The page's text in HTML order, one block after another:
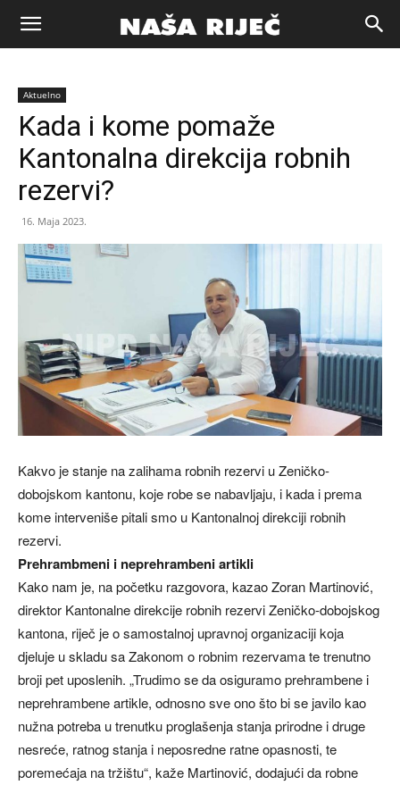
Naša
riječ
Aktuelno
Kada i kome pomaže
Kantonalna direkcija robnih
rezervi?
16. Maja 2023.
Kakvo je stanje na zalihama robnih rezervi u Zeničko-
dobojskom kantonu, koje robe se nabavljaju, i kada i prema
kome interveniše pitali smo u Kantonalnoj direkciji robnih
rezervi.
Prehrambmeni i neprehrambeni artikli
Kako nam je, na početku razgovora, kazao Zoran Martinović,
direktor Kantonalne direkcije robnih rezervi Zeničko-dobojskog
kantona, riječ je o samostalnoj upravnoj organizaciji koja
djeluje u skladu sa Zakonom o robnim rezervama te trenutno
broji pet uposlenih. „Trudimo se da osiguramo prehrambene i
neprehrambene artikle, odnosno sve ono što bi se javilo kao
nužna potreba u trenutku proglašenja stanja prirodne i druge
nesreće, ratnog stanja i neposredne ratne opasnosti, te
poremećaja na tržištu“, kaže Martinović, dodajući da robne